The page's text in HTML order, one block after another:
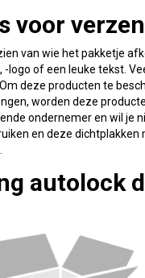
voor
van wie het pakketje
-logo of een leuke tekst.
deze producten te
worden deze
ondernemer en wil je
en deze
autolock